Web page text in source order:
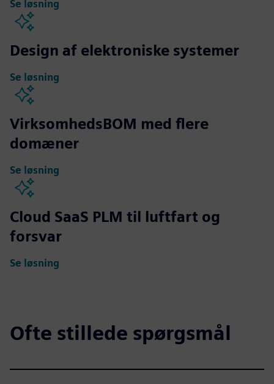
Se løsning
Design af elektroniske systemer
Se løsning
VirksomhedsBOM med flere
domæner
Se løsning
Cloud SaaS PLM til luftfart og
forsvar
Se løsning
Ofte stillede spørgsmål